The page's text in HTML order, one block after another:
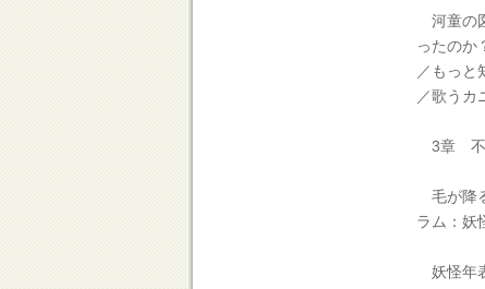
河童の
ったのか
／もっと
／歌うカ
3章 不
毛が降
ラム：妖
妖怪年